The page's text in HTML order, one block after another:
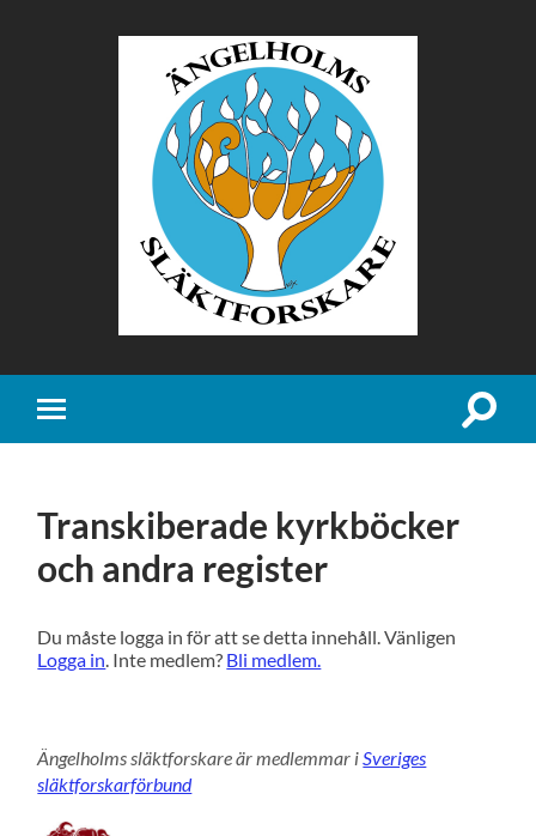
Ängelholms
Slå
på/av
Slå
Transkiberade kyrkböcker
och andra register
Du måste logga in för att se detta innehåll. Vänligen
Logga in. Inte medlem? Bli medlem.
Ängelholms släktforskare är medlemmar iSveriges
släktforskarförbund